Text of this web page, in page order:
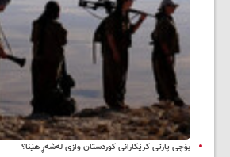
بۆچی پارتی کرێکارانی کوردستان وازی لەشەڕ هێنا؟